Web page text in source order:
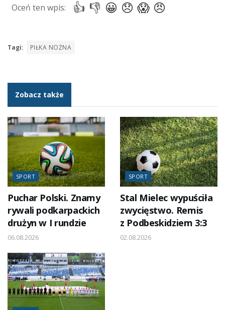
Tagi: PIŁKA NOŻNA
Zobacz także
SPORT
Puchar Polski. Znamy
rywali podkarpackich
drużyn w I rundzie
06.08.2026
SPORT
Stal Mielec wypuściła
zwycięstwo. Remis
z Podbeskidziem 3:3
02.08.2026